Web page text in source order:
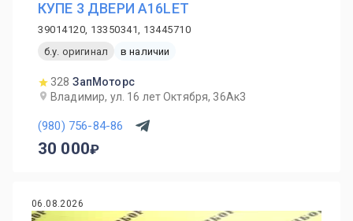
КУПЕ 3 ДВЕРИ A16LET
39014120, 13350341, 13445710
б.у. оригинал
в наличии
328 ЗапМоторс
Владимир, ул. 16 лет Октября, 36Ак3
(980) 756-84-86
30 000
06.08.2026